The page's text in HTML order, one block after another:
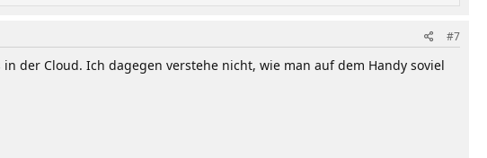
#7
der Cloud. Ich dagegen verstehe nicht, wie man auf dem Handy soviel